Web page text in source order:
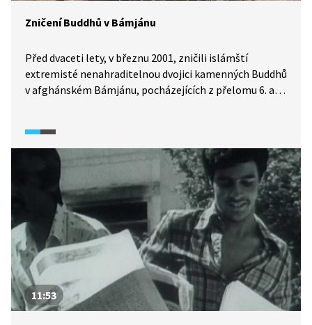
Zničení Buddhů v Bámjánu
Před dvaceti lety, v březnu 2001, zničili islámští
extremisté nenahraditelnou dvojici kamenných Buddhů
v afghánském Bámjánu, pocházejících z přelomu 6. a 7.
tálibánského vůdce jejich existence odporovala Koránu.
Tálibán se mstil i politicky. Místní se na likvidaci
odmítali podílet a slova jako Tálibán nebo Afghánistán
tehdy vstoupily do myslí lidí po celém světě. Za pár
měsíců poté došlo k teroristickému útoku 11. září
na Světové obchodní centrum.
11:53